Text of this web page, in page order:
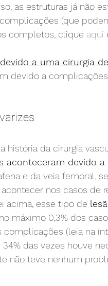
as estruturas já não
(que
completos, clique aqui
a uma cirurgia
devido a
história da cirurgia
aconteceram devido a
e da veia femoral,
nos casos de
acima, esse tipo de
máximo 0,3% dos
(leia na
das vezes houve
não teve nenhum